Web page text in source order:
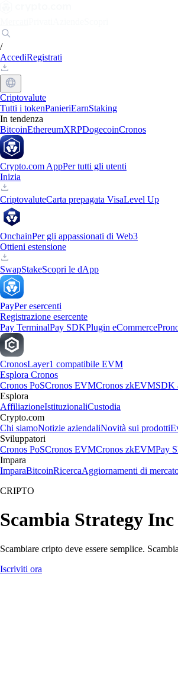
/
AccediRegistrati
Criptovalute
Tutti i tokenPanieriEarnStaking
In tendenza
BitcoinEthereumXRPDogecoinCronos
Crypto.com AppPer tutti gli utenti
Inizia
CriptovaluteCarta prepagata VisaLevel Up
OnchainPer gli appassionati di Web3
Ottieni estensione
SwapStakeScopri le dApp
PayPer esercenti
Registrazione esercente
Pay TerminalPay SDKPlugin eCommerce
CronosLayer1 compatibile EVM
Esplora Cronos
Cronos PoSCronos EVMCronos zkEVMSDK
Esplora
AffiliazioneIstituzionaliCustodia
Crypto.com
Chi siamoNotizie aziendaliNovità sui prodotti
Sviluppatori
Cronos PoSCronos EVMCronos zkEVMPay
Impara
ImparaBitcoinRicercaAggiornamenti di
CRIPTO
Scambia Strategy
Scambiare cripto deve essere semplice.
Iscriviti ora